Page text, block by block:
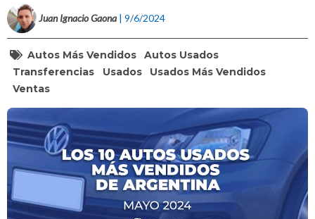
Juan Ignacio Gaona | 9/6/2024
Autos Más Vendidos
Autos Usados
Transferencias
Usados
Usados Más Vendidos
Ventas